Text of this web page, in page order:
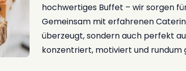
hochwertiges Buffet – wir sorgen
Gemeinsam mit erfahrenen
überzeugt, sondern auch perfekt
konzentriert, motiviert und rundum